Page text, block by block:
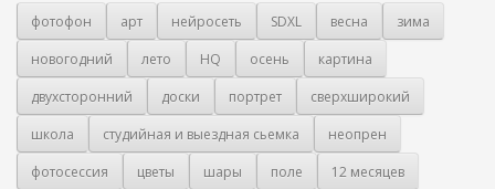
фотофон арт нейросеть SDXL весна
зима
новогодний
лето HQ осень
картина
двухсторонний
доски портрет
сверхширокий
школа
студийная и выездная сьемка
неопрен
фотосессия
цветы шары поле
12 месяцев